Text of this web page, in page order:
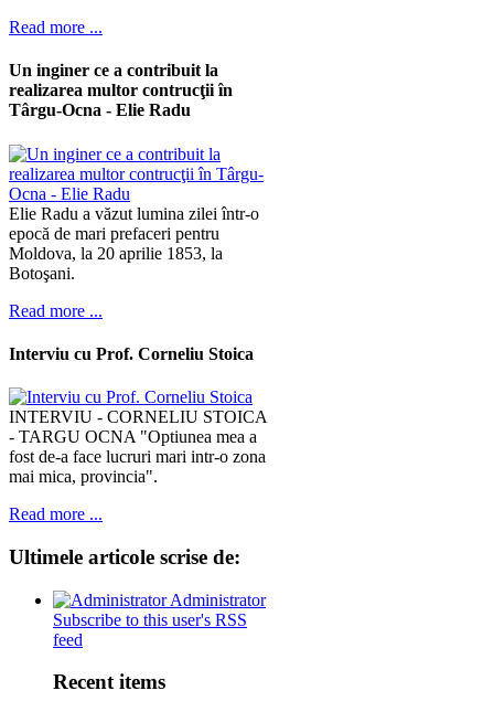
Read more ...
Un inginer ce a contribuit la
realizarea multor contrucţii în
Târgu-Ocna - Elie Radu
Elie Radu a văzut lumina zilei într-o
epocă de mari prefaceri pentru
Moldova, la 20 aprilie 1853, la
Botoşani.
Read more ...
Interviu cu Prof. Corneliu Stoica
INTERVIU - CORNELIU STOICA
- TARGU OCNA "Optiunea mea a
fost de-a face lucruri mari intr-o zona
mai mica, provincia".
Read more ...
Ultimele articole scrise de:
Administrator
Subscribe to this user's RSS
feed
Recent items